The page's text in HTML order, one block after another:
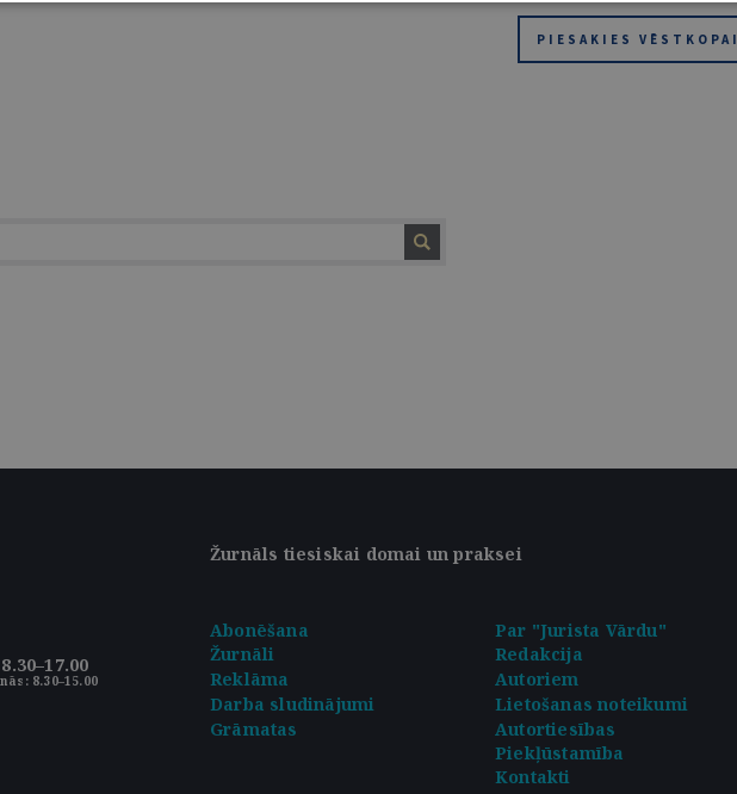
PIESAKIES VĒSTKOPAI
Žurnāls tiesiskai domai un praksei
8.30–15.00
Abonēšana
Par "Jurista Vārdu"
Žurnāli
Redakcija
Reklāma
Autoriem
Darba sludinājumi
Lietošanas noteikumi
Grāmatas
Autortiesības
Piekļūstamība
Kontakti